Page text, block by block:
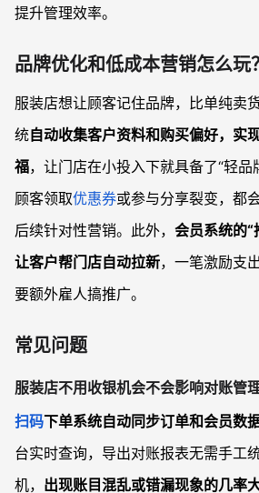
提升管理效率。
品牌优化和低成本营销怎么玩？
服装店想让顾客记住品牌，比单纯卖
统自动收集客户资料和购买偏好，实
福，让门店在小投入下就具备了“轻品
顾客领取优惠券或参与分享裂变，都
后续针对性营销。此外， 会员系统的
让客户帮门店自动拉新，一笔激励支
要额外雇人搞推广。
常见问题
服装店不用收银机会不会影响对账管理
扫码下单系统自动同步订单和会员数
台实时查询，导出对账报表无需手工
机， 出现账目混乱或错漏现象的几率